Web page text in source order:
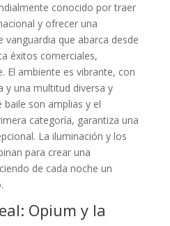
conocido por traer
y ofrecer una
que abarca desde
éxitos comerciales,
El ambiente es vibrante, con
y una multitud diversa y
baile son amplias y el
categoría, garantiza una
La iluminación y los
para crear una
de cada noche un
Opium y la